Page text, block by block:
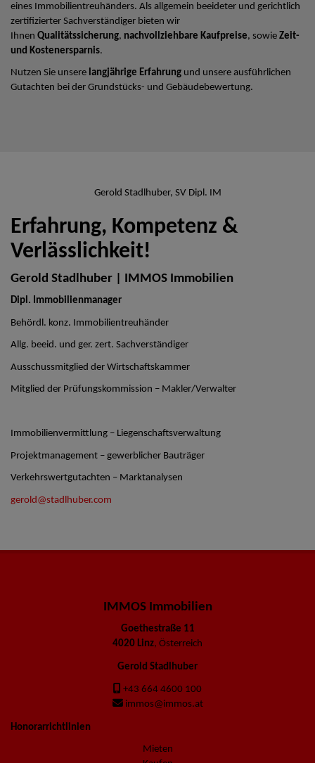
eines Immobilientreuhänders. Als allgemein beeideter und gerichtlich
zertifizierter Sachverständiger bieten wir
Ihnen Qualitätssicherung, nachvollziehbare Kaufpreise, sowie Zeit-
und Kostenersparnis.
Nutzen Sie unsere langjährige Erfahrung und unsere ausführlichen
Gutachten bei der Grundstücks- und Gebäudebewertung.
Gerold Stadlhuber, SV Dipl. IM
Erfahrung, Kompetenz &
Verlässlichkeit!
Gerold Stadlhuber | IMMOS Immobilien
Dipl. Immobilienmanager
Behördl. konz. Immobilientreuhänder
Allg. beeid. und ger. zert. Sachverständiger
Ausschussmitglied der Wirtschaftskammer
Mitglied der Prüfungskommission – Makler/Verwalter
Immobilienvermittlung – Liegenschaftsverwaltung
Projektmanagement – gewerblicher Bauträger
Verkehrswertgutachten – Marktanalysen
gerold@stadlhuber.com
IMMOS Immobilien
Goethestraße 11
4020 Linz, Österreich
Gerold Stadlhuber
+43 664 4600 100
immos@immos.at
Honorarrichtlinien
Mieten